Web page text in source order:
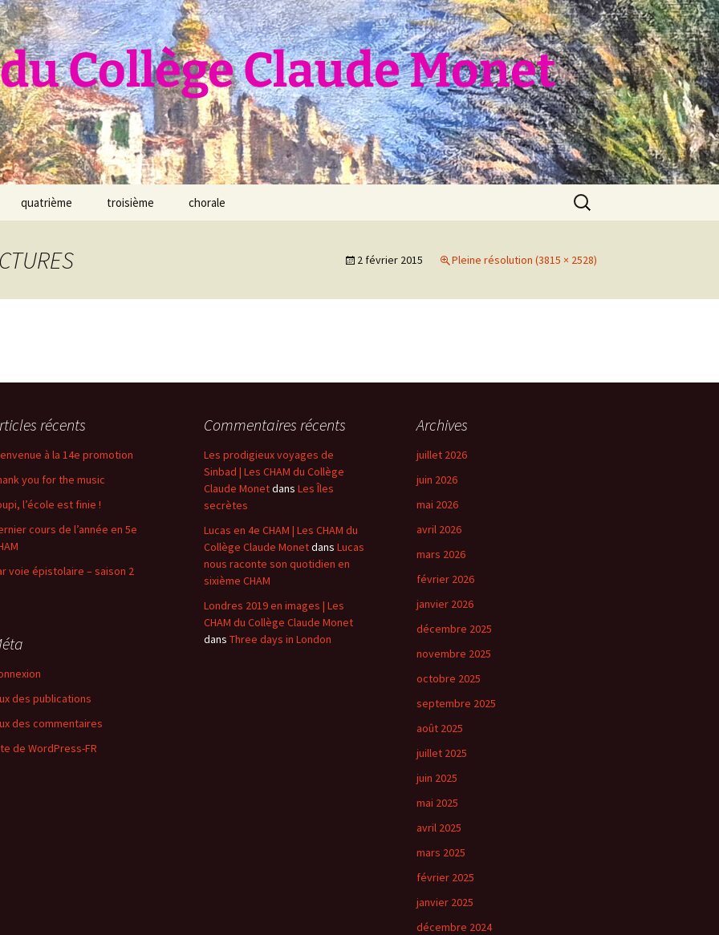
Collège Claude Monet
quatrième troisième chorale
Rechercher :
2 février 2015 Pleine résolution (3815 × 2528)
→
récents
à la 14e promotion
you for the music
l’école est finie !
cours de l’année en 5e
voie épistolaire – saison 2
Commentaires récents
Les prodigieux voyages de
Sinbad | Les CHAM du Collège
Claude Monetdans Les Îles
secrètes
Lucas en 4e CHAM | Les CHAM du
Collège Claude Monetdans Lucas
nous raconte son quotidien en
sixième CHAM
Londres 2019 en images | Les
CHAM du Collège Claude Monet
dans Three days in London
Archives
juillet 2026
juin 2026
mai 2026
avril 2026
mars 2026
février 2026
janvier 2026
décembre 2025
novembre 2025
octobre 2025
septembre 2025
août 2025
juillet 2025
juin 2025
mai 2025
avril 2025
mars 2025
février 2025
janvier 2025
décembre 2024
des publications
des commentaires
de WordPress-FR